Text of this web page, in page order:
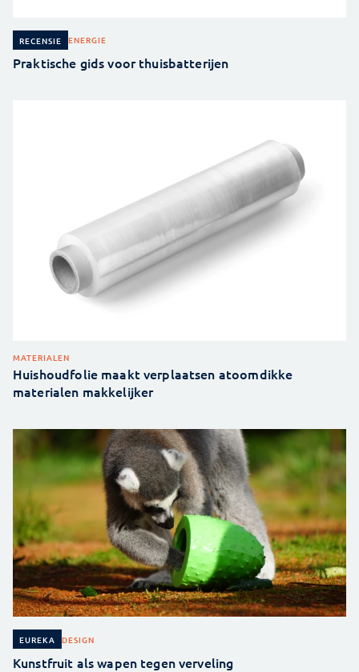
RECENSIE ENERGIE
Praktische gids voor thuisbatterijen
MATERIALEN
Huishoudfolie maakt verplaatsen atoomdikke
materialen makkelijker
EUREKA DESIGN
Kunstfruit als wapen tegen verveling